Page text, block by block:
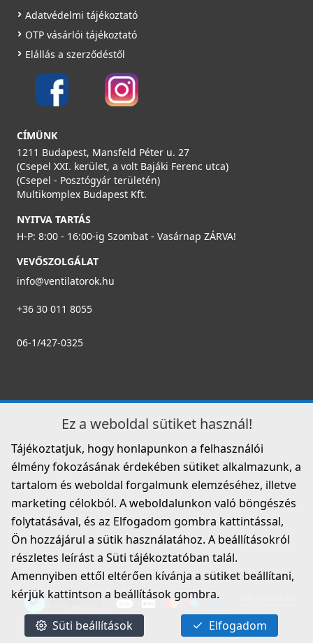
VILPE Wive csőhosszabbító - Wive-100 típusú
380060
4 990 Ft
Rendelésre
Adatvédelmi tájékoztató
OTP vásárlói tájékoztató
Elállás a szerződéstől
CÍMÜNK
1211 Budapest, Mansfeld Péter u. 27
(Csepel XXI. kerület, a volt Bajáki Ferenc utca)
(Csepel - Posztógyár területén)
Multikomplex Budapest Kft.
NYITVA TARTÁS
H-P: 8:00 - 16:00-ig Szombat - Vasárnap ZÁRVA!
VEVŐSZOLGÁLAT
info@ventilatorok.hu
+36 30 011 8055
06-1/427-0325
Ez a weboldal sütiket használ!
Tájékoztatjuk, hogy honlapunkon a felhasználói
élmény fokozásának érdekében sütiket alkalmazunk, a
tartalom és weboldal forgalmunk elemzéséhez, illetve
marketing célokból. A weboldalunkon való böngészés
folytatásával, és az Elfogadom gombra kattintással,
Ön hozzájárul a sütik használatához. A beállításokról
részletes leírást a Süti tájékoztatóban talál.
Amennyiben ettől eltérően kívánja a sütiket beállítani,
kérjük kattintson a beállítások gombra.
Süti beállítások Elfogadom